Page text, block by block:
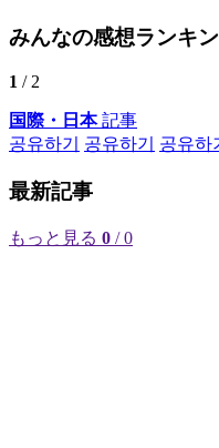
みんなの感想ランキ
1 / 2
国際・日本記事
공유하기
공유하기 공유하
最新記事
もっと見る 0 / 0